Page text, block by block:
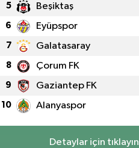
5 Beşiktaş
6 Eyüpspor
7 Galatasaray
8 Çorum FK
9 Gaziantep FK
10 Alanyaspor
Detaylar için tıklayın